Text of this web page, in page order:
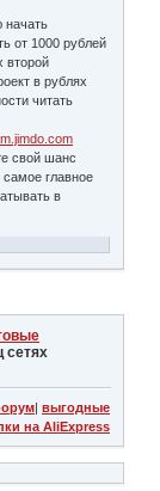
начать
от 1000 рублей
второй
в рублях
читать
свой шанс
самое главное
в
сетях
| выгодные
на AliExpress